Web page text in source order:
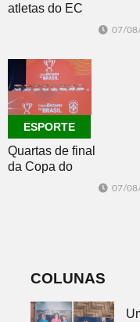
atletas do EC
Master 65+
07/
ESPORTE
Quartas de final
da Copa do
Brasil 2026: veja
07/
COLUNAS